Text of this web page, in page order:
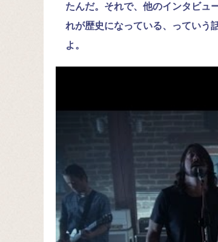
たんだ。それで、他のインタビュ
れが歴史になっている、っていう
よ。